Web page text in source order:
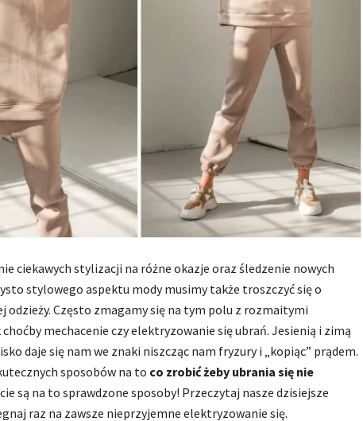
ciekawych stylizacji na różne okazje oraz śledzenie nowych
stylowego aspektu mody musimy także troszczyć się o
odzieży. Często zmagamy się na tym polu z rozmaitymi
mechacenie czy elektryzowanie się ubrań. Jesienią i zimą
daje się nam we znaki niszcząc nam fryzury i „kopiąc” prądem.
sposobów na to co zrobić żeby ubrania się nie
są na to sprawdzone sposoby! Przeczytaj nasze dzisiejsze
raz na zawsze nieprzyjemne elektryzowanie się.